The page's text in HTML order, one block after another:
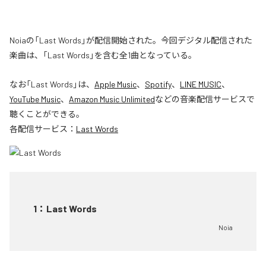
Noiaの「Last Words」が配信開始された。今回デジタル配信された
楽曲は、「Last Words」を含む全1曲となっている。
なお「Last Words 」は、 Apple Music、 Spotify、 LINE MUSIC、
YouTube Music、 Amazon Music Unlimitedなどの音楽配信サービスで
聴くことができる。
各配信サービス： Last Words
1 ： Last Words
Noia